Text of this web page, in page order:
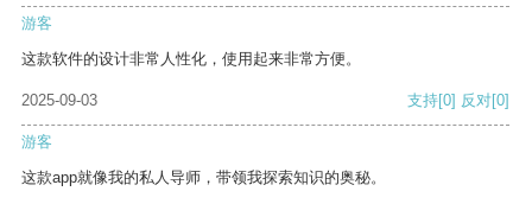
游客
这款软件的设计非常人性化，使用起来非常方便。
2025-09-03 支持[0] 反对[0]
游客
这款app就像我的私人导师，带领我探索知识的奥秘。